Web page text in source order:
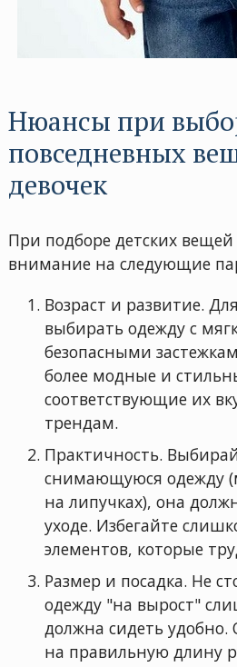
Нюансы при
повседневных
девочек
При подборе детских
внимание на следующие
Возраст и развитие.
выбирать одежду с
безопасными
более модные и
соответствующие их
трендам.
Практичность.
снимающуюся одежду
на липучках), она
уходе. Избегайте
элементов, которые
Размер и посадка. Не
одежду "на вырост"
должна сидеть
на правильную длину